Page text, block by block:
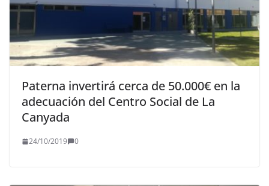
Paterna invertirá cerca de 50.000€ en la
adecuación del Centro Social de La
Canyada
24/10/2019 0